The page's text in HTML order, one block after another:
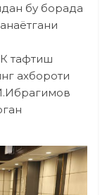
бу борада
тафтиш
ахбороти